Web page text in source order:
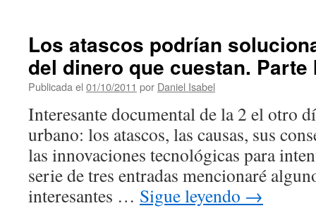
Los atascos podrían
del dinero que cuestan. Parte
Publicada el 01/10/2011 por Daniel Isabel
Interesante documental de la 2 el otro
urbano: los atascos, las causas, sus
las innovaciones tecnológicas para
serie de tres entradas mencionaré
interesantes … Sigue leyendo →